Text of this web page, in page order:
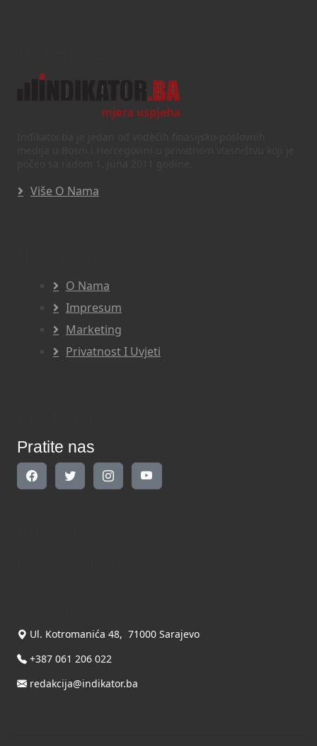
Više O Nama
O Nama
Impresum
Marketing
Privatnost I Uvjeti
Pratite nas
Ul. Kotromanića 48, 71000 Sarajevo
+387 061 206 022
redakcija@indikator.ba